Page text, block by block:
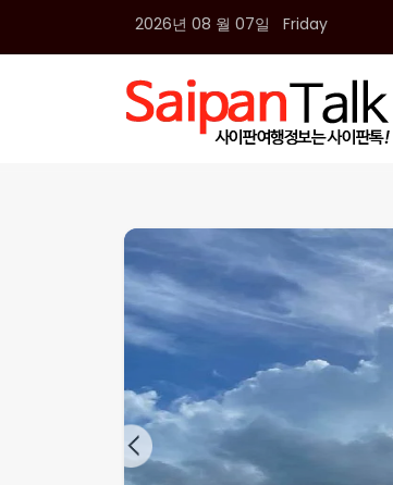
2026년 08 월 07일 Friday
여행정보
생활정보